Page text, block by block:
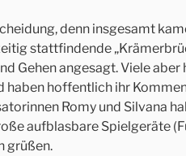
denn insgesamt
stattfindende
Gehen angesagt. Viele aber
haben hoffentlich ihr
Romy und Silvana
aufblasbare Spielgeräte
grüßen.